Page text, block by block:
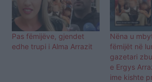
Pas fëmijëve, gjendet
edhe trupi i Alma Arrazit
Nëna u
fëmijët në
gazetari
e Ergys
ime kishte